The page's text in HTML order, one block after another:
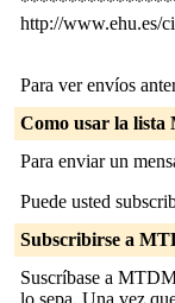
http://www.ehu.es/
Para ver envíos
Como usar la
Para enviar un
Puede usted
Subscribirse a
Suscríbase a
lo sepa. Una vez